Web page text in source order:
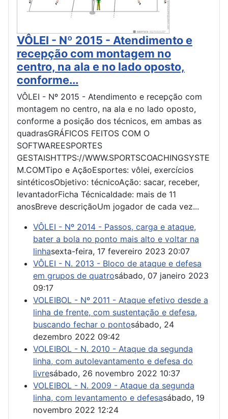
VÔLEI - Nº 2015 - Atendimento e
recepção com montagem no
centro, na ala e no lado oposto,
conforme...
VÔLEI - Nº 2015 - Atendimento e recepção com
montagem no centro, na ala e no lado oposto,
conforme a posição dos técnicos, em ambas as
quadrasGRÁFICOS FEITOS COM O
SOFTWAREESPORTES
GESTAISHTTPS://WWW.SPORTSCOACHINGSYSTE
M.COMTipo e AçãoEsportes: vôlei, exercícios
sintéticosObjetivo: técnicoAção: sacar, receber,
levantadorFicha TécnicaIdade: mais de 11
anosBreve descriçãoUm jogador de cada vez...
VÔLEI - Nº 2014 - Passos, carga e ataque,
bater a bola no ponto mais alto e voltar na
linhasexta-feira, 17 fevereiro 2023 20:07
VÔLEI - N. 2013 - Bloco de ataque e defesa
em grupos de quatrosábado, 07 janeiro 2023
09:17
VOLEIBOL - Nº 2011 - Ataque efetivo desde a
linha de frente, com sustentação e defesa,
buscando fechar o pontosábado, 24
dezembro 2022 09:42
VOLEIBOL - N. 2010 - Ataque da segunda
linha, com autolevantamento e defesa do
livresábado, 26 novembro 2022 10:37
VOLEIBOL - N. 2009 - Ataque da segunda
linha, com levantamento e defesasábado, 19
novembro 2022 12:24